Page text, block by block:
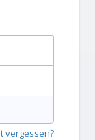
vergessen?